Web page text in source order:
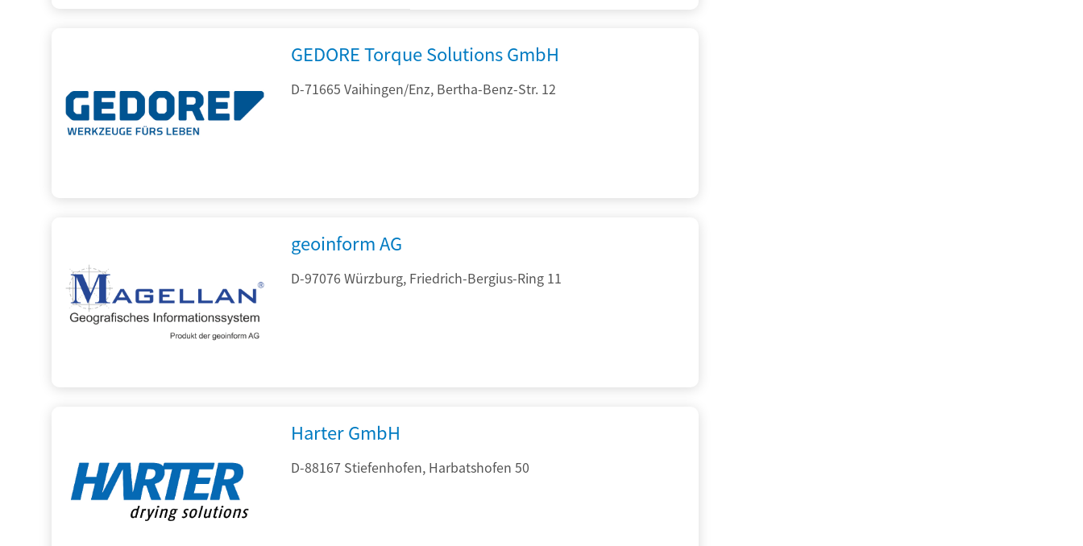
GEDORE Torque Solutions GmbH
D-71665 Vaihingen/Enz, Bertha-Benz-Str. 12
geoinform AG
D-97076 Würzburg, Friedrich-Bergius-Ring 11
Harter GmbH
D-88167 Stiefenhofen, Harbatshofen 50